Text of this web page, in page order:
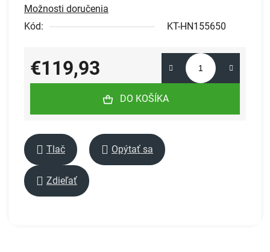
Možnosti doručenia
Kód:
KT-HN155650
€119,93
Jednotková cena:
DO KOŠÍKA
Tlač Opýtať sa
Zdieľať